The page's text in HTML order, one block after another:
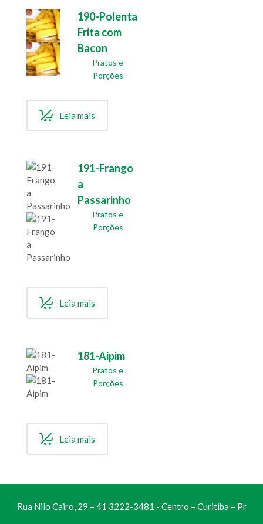
190-Polenta
Frita com
Bacon
Pratos e
Porções
Leia mais
191-Frango
a
Passarinho
Pratos e
Porções
Leia mais
181-Aipim
Pratos e
Porções
Leia mais
Rua Nilo Cairo, 29 – 41 3222-3481 - Centro – Curitiba – Pr